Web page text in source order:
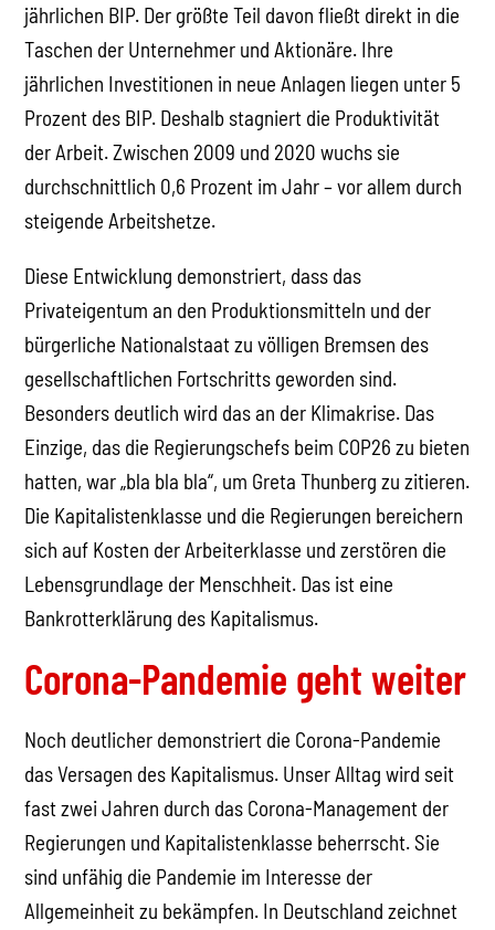
jährlichen BIP. Der größte Teil davon fließt direkt in die
Taschen der Unternehmer und Aktionäre. Ihre
jährlichen Investitionen in neue Anlagen liegen unter 5
Prozent des BIP. Deshalb stagniert die Produktivität
der Arbeit. Zwischen 2009 und 2020 wuchs sie
durchschnittlich 0,6 Prozent im Jahr – vor allem durch
steigende Arbeitshetze.
Diese Entwicklung demonstriert, dass das
Privateigentum an den Produktionsmitteln und der
bürgerliche Nationalstaat zu völligen Bremsen des
gesellschaftlichen Fortschritts geworden sind.
Besonders deutlich wird das an der Klimakrise. Das
Einzige, das die Regierungschefs beim COP26 zu bieten
hatten, war „bla bla bla“, um Greta Thunberg zu zitieren.
Die Kapitalistenklasse und die Regierungen bereichern
sich auf Kosten der Arbeiterklasse und zerstören die
Lebensgrundlage der Menschheit. Das ist eine
Bankrotterklärung des Kapitalismus.
Corona-Pandemie geht weiter
Noch deutlicher demonstriert die Corona-Pandemie
das Versagen des Kapitalismus. Unser Alltag wird seit
fast zwei Jahren durch das Corona-Management der
Regierungen und Kapitalistenklasse beherrscht. Sie
sind unfähig die Pandemie im Interesse der
Allgemeinheit zu bekämpfen. In Deutschland zeichnet